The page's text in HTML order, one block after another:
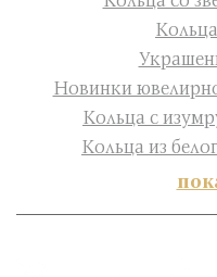
Новинки
Кольца с
Кольца из